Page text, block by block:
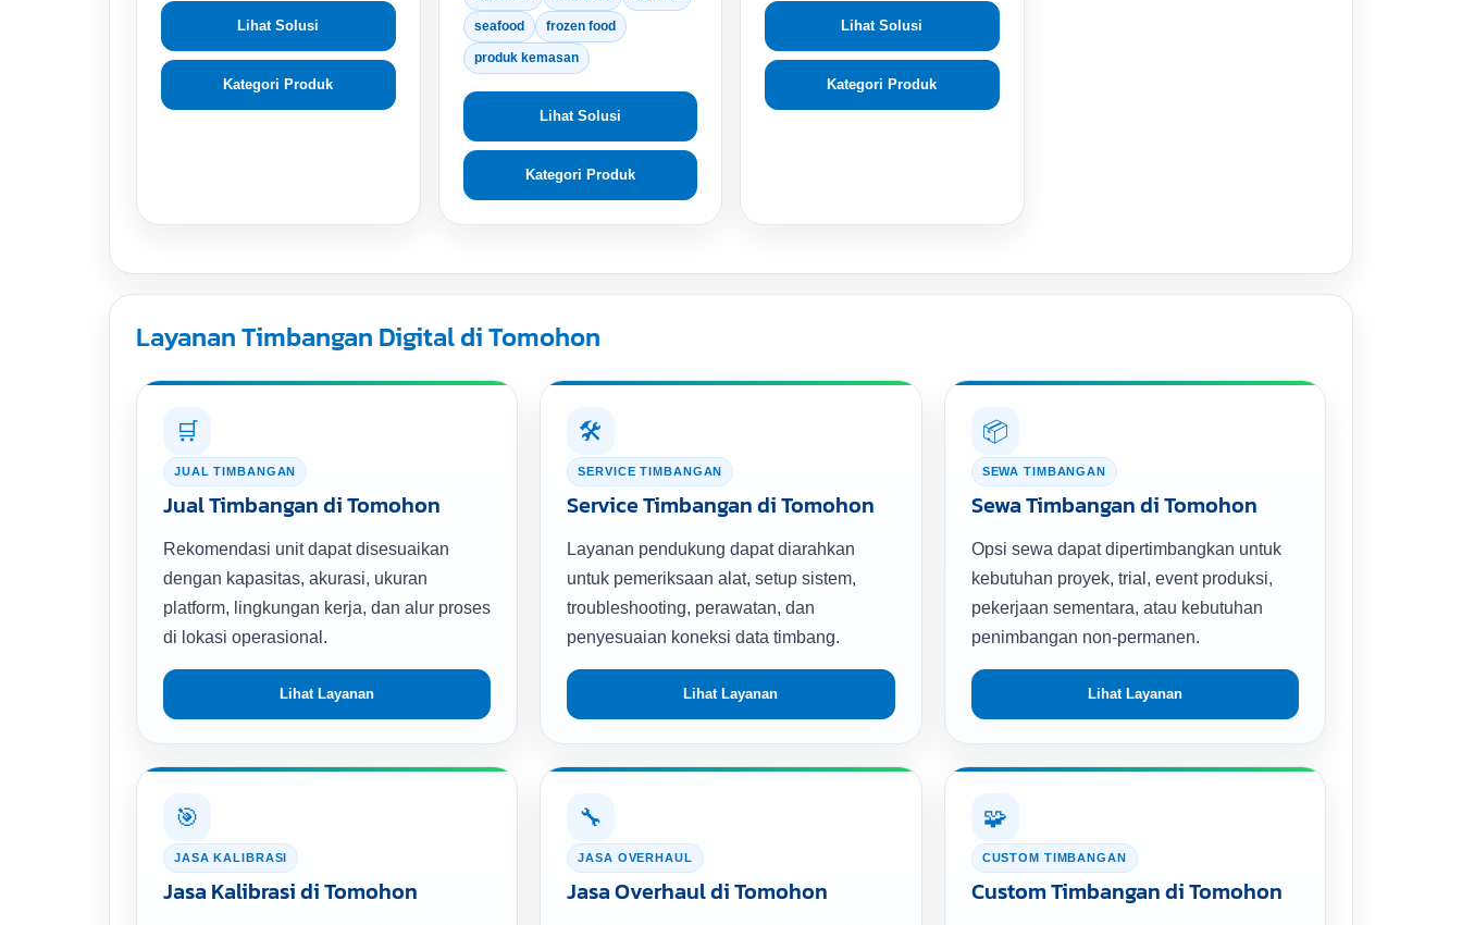
Lihat Solusi
Kategori Produk
seafood frozen food
produk kemasan
Lihat Solusi
Kategori Produk
Lihat Solusi
Kategori Produk
Layanan Timbangan Digital di Tomohon
🛒
JUAL TIMBANGAN
Jual Timbangan di Tomohon
Rekomendasi unit dapat disesuaikan
dengan kapasitas, akurasi, ukuran
platform, lingkungan kerja, dan alur proses
di lokasi operasional.
Lihat Layanan
🛠️
SERVICE TIMBANGAN
Service Timbangan di Tomohon
Layanan pendukung dapat diarahkan
untuk pemeriksaan alat, setup sistem,
troubleshooting, perawatan, dan
penyesuaian koneksi data timbang.
Lihat Layanan
📦
SEWA TIMBANGAN
Sewa Timbangan di Tomohon
Opsi sewa dapat dipertimbangkan untuk
kebutuhan proyek, trial, event produksi,
pekerjaan sementara, atau kebutuhan
penimbangan non-permanen.
Lihat Layanan
🎯
JASA KALIBRASI
Jasa Kalibrasi di Tomohon
🔧
JASA OVERHAUL
Jasa Overhaul di Tomohon
🧩
CUSTOM TIMBANGAN
Custom Timbangan di Tomohon